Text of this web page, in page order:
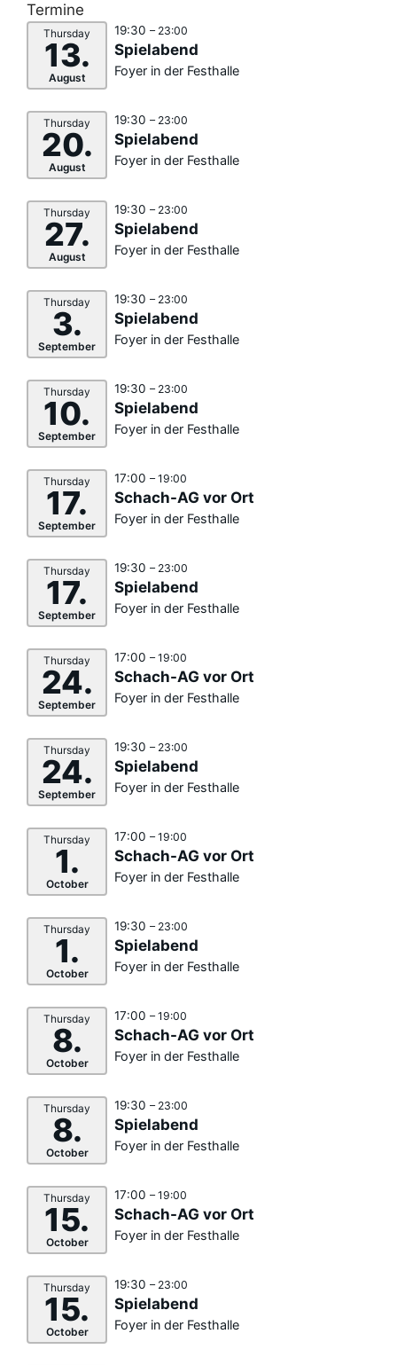
Termine
Thursday
13.
August
19:30 – 23:00
Spielabend
Foyer in der Festhalle
Thursday
20.
August
19:30 – 23:00
Spielabend
Foyer in der Festhalle
Thursday
27.
August
19:30 – 23:00
Spielabend
Foyer in der Festhalle
Thursday
3.
September
19:30 – 23:00
Spielabend
Foyer in der Festhalle
Thursday
10.
September
19:30 – 23:00
Spielabend
Foyer in der Festhalle
Thursday
17.
September
17:00 – 19:00
Schach-AG vor Ort
Foyer in der Festhalle
Thursday
17.
September
19:30 – 23:00
Spielabend
Foyer in der Festhalle
Thursday
24.
September
17:00 – 19:00
Schach-AG vor Ort
Foyer in der Festhalle
Thursday
24.
September
19:30 – 23:00
Spielabend
Foyer in der Festhalle
Thursday
1.
October
17:00 – 19:00
Schach-AG vor Ort
Foyer in der Festhalle
Thursday
1.
October
19:30 – 23:00
Spielabend
Foyer in der Festhalle
Thursday
8.
October
17:00 – 19:00
Schach-AG vor Ort
Foyer in der Festhalle
Thursday
8.
October
19:30 – 23:00
Spielabend
Foyer in der Festhalle
Thursday
15.
October
17:00 – 19:00
Schach-AG vor Ort
Foyer in der Festhalle
Thursday
15.
October
19:30 – 23:00
Spielabend
Foyer in der Festhalle